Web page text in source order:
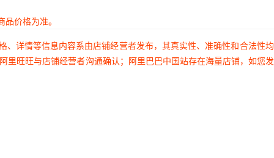
价格为准。
详情等信息内容系由店铺经营者发布，其真实性、准确性和合法性
旺旺与店铺经营者沟通确认；阿里巴巴中国站存在海量店铺，如您